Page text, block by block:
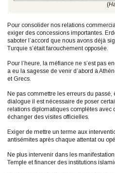
(
Pour consolider nos relations
exiger des concessions importantes.
saboter l’accord que nous avons déjà
Turquie s’était farouchement opposée.
Pour l’heure, la méfiance ne s’est pas
a eu la sagesse de venir d’abord à
et Grecs.
Ne pas commettre les erreurs du
dialogue il est nécessaire de poser
relations diplomatiques complètes avec
échanger des visites officielles.
Exiger de mettre un terme aux
antisémites après chaque attentat ou
Ne plus intervenir dans les
Temple et financer des institutions